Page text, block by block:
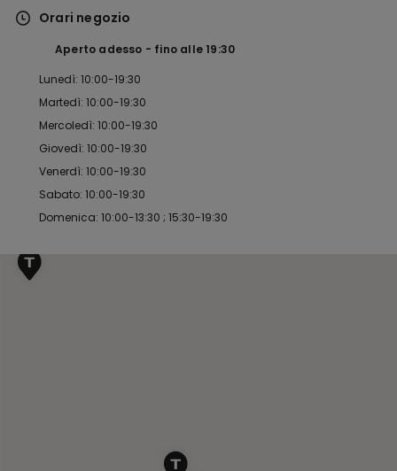
Orari negozio
Aperto adesso fino alle 19:30
Lunedì: 10:00-19:30
Martedì: 10:00-19:30
Mercoledì: 10:00-19:30
Giovedì: 10:00-19:30
Venerdì: 10:00-19:30
Sabato: 10:00-19:30
Domenica: 10:00-13:30 ; 15:30-19:30